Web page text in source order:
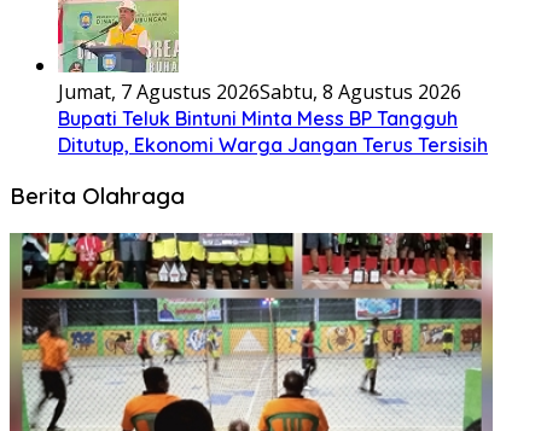
Jumat, 7 Agustus 2026Sabtu, 8 Agustus 2026
Bupati Teluk Bintuni Minta Mess BP Tangguh
Ditutup, Ekonomi Warga Jangan Terus Tersisih
Berita Olahraga